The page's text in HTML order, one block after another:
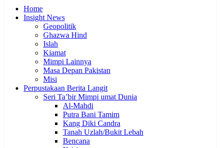
Home
Insight News
Geopolitik
Ghazwa Hind
Islah
Kiamat
Mimpi Lainnya
Masa Depan Pakistan
Misi
Perpustakaan Berita Langit
Seri Ta’bir Mimpi umat Dunia
Al-Mahdi
Putra Bani Tamim
Kang Diki Candra
Tanah Uzlah/Bukit Lebah
Bencana